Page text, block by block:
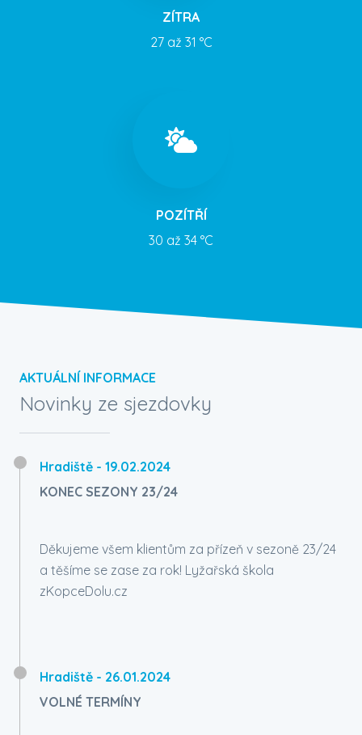
ZÍTRA
27 až 31 °C
POZÍTŘÍ
30 až 34 °C
AKTUÁLNÍ INFORMACE
Novinky ze sjezdovky
Hradiště - 19.02.2024
KONEC SEZONY 23/24
Děkujeme všem klientům za přízeň v sezoně 23/24
a těšíme se zase za rok! Lyžařská škola
zKopceDolu.cz
Hradiště - 26.01.2024
VOLNÉ TERMÍNY